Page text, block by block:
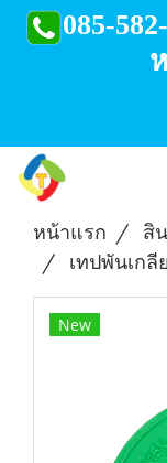
085-
หน้าแรก สิ
เทปพันเกลี
New